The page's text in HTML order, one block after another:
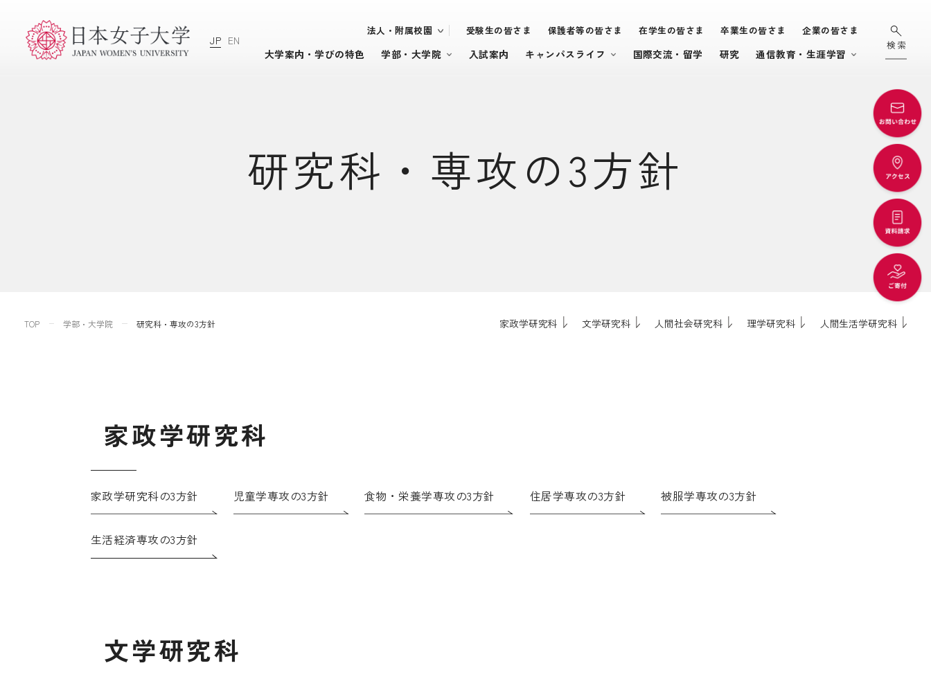
JP EN
法人・附属校園 受験生の皆さま 保護者等の皆さま 在学生の皆さま 卒業生の皆さま 企業の皆さま
大学案内・学びの特色 学部・大学院 入試案内 キャンパスライフ 国際交流・留学 研究 通信教育・生涯学習
研究科・専攻の3方針
TOP 学部・大学院 研究科・専攻の3方針 家政学研究科 文学研究科 人間社会研究科 理学研究科 人間生活学研究科
家政学研究科
家政学研究科の3方針 児童学専攻の3方針 食物・栄養学専攻の3方針 住居学専攻の3方針 被服学専攻の3方針
生活経済専攻の3方針
文学研究科